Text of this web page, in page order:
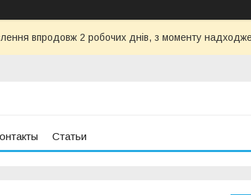
впродовж 2 робочих днів, з моменту
Статьи